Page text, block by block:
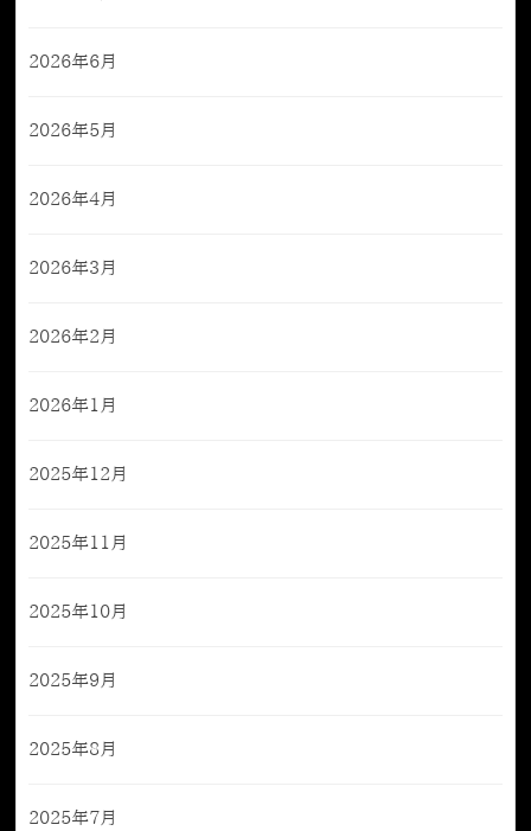
2026年6月
2026年5月
2026年4月
2026年3月
2026年2月
2026年1月
2025年12月
2025年11月
2025年10月
2025年9月
2025年8月
2025年7月